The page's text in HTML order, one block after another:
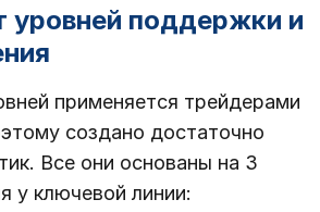
уровней поддержки и
применяется трейдерами
создано достаточно
Все они основаны на 3
у ключевой линии: